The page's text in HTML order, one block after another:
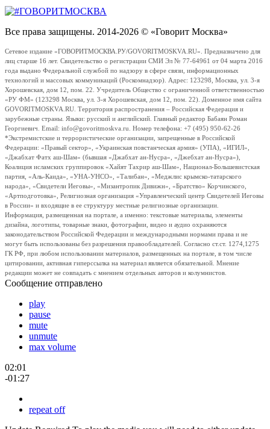
Все права защищены. 2014-2026 © «Говорит Москва»
Сетевое издание «ГОВОРИТМОСКВА.РУ/GOVORITMOSKVA.RU». Предназначено для
лиц старше 16 лет. Свидетельство о регистрации СМИ Эл № 77-64961 от 04 марта 2016
года выдано Федеральной службой по надзору в сфере связи, информационных
технологий и массовых коммуникаций (Роскомнадзор). Адрес: 123298, Москва, ул. 3-я
Хорошевская, дом 12, пом. 22. Учредитель Общество с ограниченной ответственностью
«РУ ФМ» (123298 Москва, ул. 3-я Хорошевская, дом 12, пом. 22). Доменное имя сайта
GOVORITMOSKVA.RU. Территория распространения – Российская Федерация и
зарубежные страны. Языки: русский и английский. Главный редактор Бабаян Роман
Георгиевич. Email: info@govoritmoskva.ru. Номер телефона: +7 (495) 950-62-26
*Экстремистские и террористические организации, запрещенные в Российской
Федерации: «Правый сектор», «Украинская повстанческая армия» (УПА), «ИГИЛ»,
«Джабхат Фатх аш-Шам» (бывшая «Джабхат ан-Нусра», «Джебхат ан-Нусра»),
Коалиция исламских группировок «Хайят Тахрир аш-Шам», Национал-Большевистская
партия, «Аль-Каида», «УНА-УНСО», «Талибан», «Меджлис крымско-татарского
народа», «Свидетели Иеговы», «Мизантропик Дивижн», «Братство» Корчинского,
«Артподготовка», Религиозная организация «Управленческий центр Свидетелей Иеговы
в России» и входящие в ее структуру местные религиозные организации.
Информация, размещенная на портале, а именно: текстовые материалы, элементы
дизайна, логотипы, товарные знаки, фотографии, видео и аудио охраняются
законодательством Российской Федерации и международными нормами права и не
могут быть использованы без разрешения правообладателей. Согласно ст.ст. 1274,1275
ГК РФ, при любом использовании материалов, размещенных на портале, в том числе
цитировании, активная гиперссылка на материал является обязательной. Мнение
редакции может не совпадать с мнением отдельных авторов и колумнистов.
Сообщение отправлено
play
pause
mute
unmute
max volume
02:01
-01:27
repeat off